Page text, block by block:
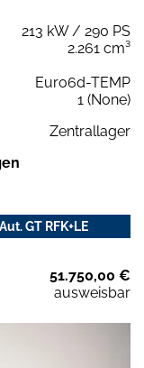
213 kW / 290 PS
2.261 cm³
Euro6d-TEMP
1 (None)
Zentrallager
GT RFK+LE
51.750,00 €
ausweisbar